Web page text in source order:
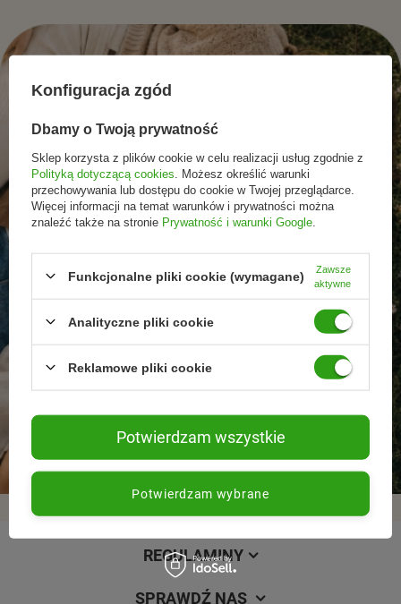
REGULAMINY
SPRAWDŹ NAS
Konfiguracja zgód
Dbamy o Twoją prywatność
Sklep korzysta z plików cookie w celu realizacji usług zgodnie z
Polityką dotyczącą cookies . Możesz określić warunki
przechowywania lub dostępu do cookie w Twojej przeglądarce.
Więcej informacji na temat warunków i prywatności można
znaleźć także na stronie Prywatność i warunki Google
Funkcjonalne pliki cookie (wymagane)
Zawsze
aktywne
Analityczne pliki cookie
Reklamowe pliki cookie
Potwierdzam wybrane
Potwierdzam wszystkie